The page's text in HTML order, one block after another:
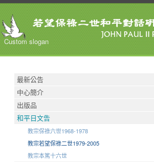
Custom slogan
最新公告
中心簡介
出版品
和平日文告
教宗保祿六世1968-1978
教宗若望保祿二世1979-2005
教宗本篤十六世